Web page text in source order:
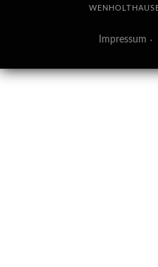
Impressum